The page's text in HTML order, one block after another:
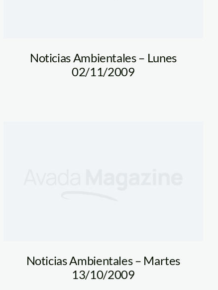
Noticias Ambientales – Lunes
02/11/2009
Noticias Ambientales – Martes
13/10/2009